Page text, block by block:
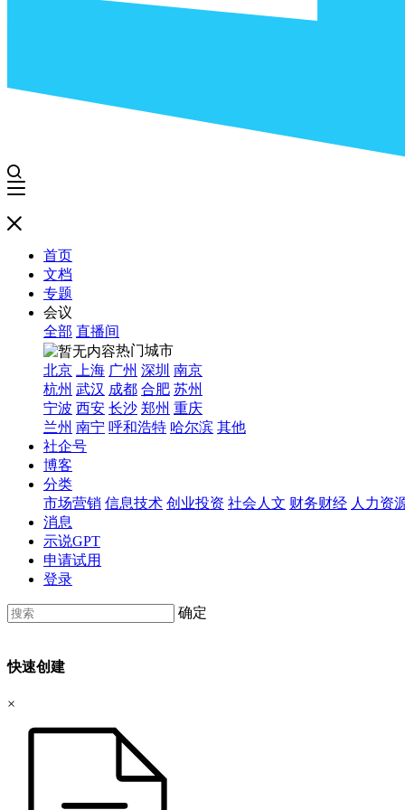
首页
文档
专题
会议
全部 直播间
热门城市
北京
上海 广州 深圳 南京
杭州 武汉 成都 合肥 苏州
宁波 西安 长沙 郑州 重庆
兰州 南宁 呼和浩特 哈尔滨 其他
社企号
博客
分类
市场营销 信息技术 创业投资 社会人文 财务财经 人力资
消息
示说GPT
申请试用
登录
确定
快速创建
×